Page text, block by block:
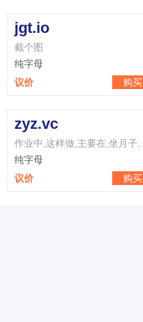
jgt.io
截个图
纯字母
议价
购买
zyz.vc
纯字母
议价
购买